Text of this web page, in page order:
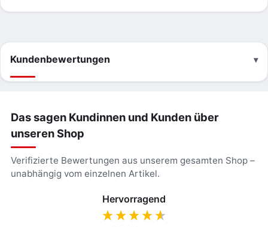
Kundenbewertungen
Das sagen Kundinnen und Kunden über
unseren Shop
Verifizierte Bewertungen aus unserem gesamten Shop –
unabhängig vom einzelnen Artikel.
Hervorragend